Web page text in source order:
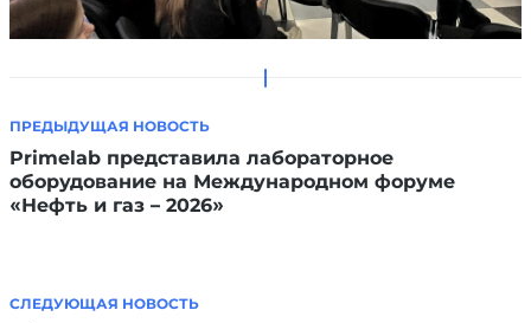
ПРЕДЫДУЩАЯ НОВОСТЬ
Primelab представила лабораторное
оборудование на Международном форуме
«Нефть и газ – 2026»
СЛЕДУЮЩАЯ НОВОСТЬ